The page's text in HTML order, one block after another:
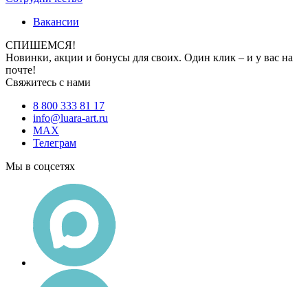
Вакансии
СПИШЕМСЯ!
Новинки, акции и бонусы для своих. Один клик – и у вас на
почте!
Свяжитесь с нами
8 800 333 81 17
info@luara-art.ru
MAX
Телеграм
Мы в соцсетях